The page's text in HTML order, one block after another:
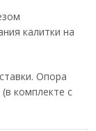
калитки на
Опора
комплекте с